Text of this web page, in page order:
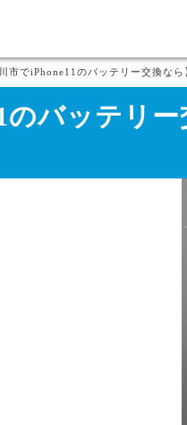
川市でiPhone11のバッテリー交換な
のバッテリ